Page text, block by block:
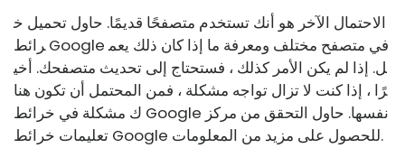
الاحتمال الآخر هو أنك تستخدم متصفحًا قديمًا. حاول تحميل خ
رائط Google في متصفح مختلف ومعرفة ما إذا كان ذلك يعم
ل. إذا لم يكن الأمر كذلك ، فستحتاج إلى تحديث متصفحك. أخي
رًا ، إذا كنت لا تزال تواجه مشكلة ، فمن المحتمل أن تكون هنا
ك مشكلة في خرائط Google نفسها. حاول التحقق من مركز
تعليمات خرائط Google للحصول على مزيد من المعلومات.